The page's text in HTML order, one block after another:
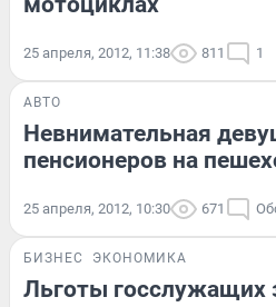
25 апреля, 2012, 11:38 811 1
АВТО
Невнимательная
пенсионеров на
25 апреля, 2012, 10:30 671
БИЗНЕС ЭКОНОМИКА
Льготы госслужащих